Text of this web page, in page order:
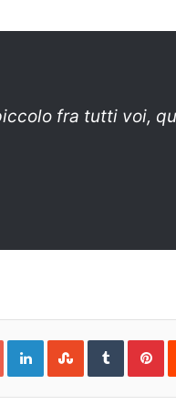
fra tutti voi,
Google+LinkedInStumbleUpon
Tumblr